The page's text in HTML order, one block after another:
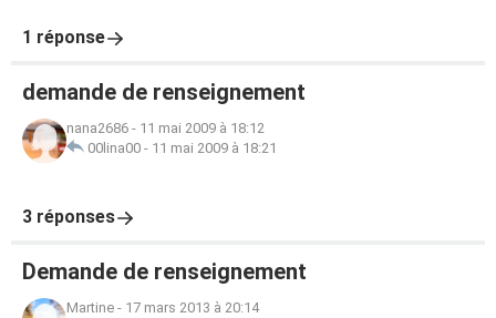
1 réponse
demande de renseignement
nana2686 - 11 mai 2009 à 18:12
00lina00 - 11 mai 2009 à 18:21
3 réponses
Demande de renseignement
Martine - 17 mars 2013 à 20:14